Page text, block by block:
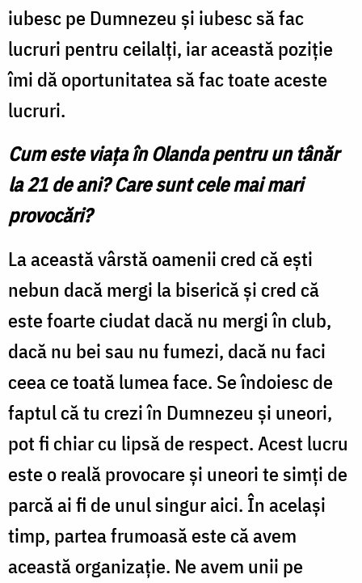
iubesc pe Dumnezeu și iubesc să fac
lucruri pentru ceilalți, iar această poziție
îmi dă oportunitatea să fac toate aceste
lucruri.
Cum este viața în Olanda pentru un tânăr
la 21 de ani? Care sunt cele mai mari
provocări?
La această vârstă oamenii cred că ești
nebun dacă mergi la biserică și cred că
este foarte ciudat dacă nu mergi în club,
dacă nu bei sau nu fumezi, dacă nu faci
ceea ce toată lumea face. Se îndoiesc de
faptul că tu crezi în Dumnezeu și uneori,
pot fi chiar cu lipsă de respect. Acest lucru
este o reală provocare și uneori te simți de
parcă ai fi de unul singur aici. În același
timp, partea frumoasă este că avem
această organizație. Ne avem unii pe